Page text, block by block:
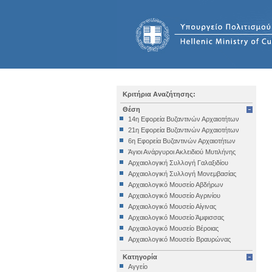
Κριτήρια Αναζήτησης:
Θέση
14η Εφορεία Βυζαντινών Αρχαιοτήτων
21η Εφορεία Βυζαντινών Αρχαιοτήτων
6η Εφορεία Βυζαντινών Αρχαιοτήτων
Άγιοι Ανάργυροι Ακλειδιού Μυτιλήνης
Αρχαιολογική Συλλογή Γαλαξιδίου
Αρχαιολογική Συλλογή Μονεμβασίας
Αρχαιολογικό Μουσείο Αβδήρων
Αρχαιολογικό Μουσείο Αγρινίου
Αρχαιολογικό Μουσείο Αίγινας
Αρχαιολογικό Μουσείο Άμφισσας
Αρχαιολογικό Μουσείο Βέροιας
Αρχαιολογικό Μουσείο Βραυρώνας
Αρχαιολογικό Μουσείο Δελφών
Αρχαιολογικό Μουσείο Ηγουμενίτσας
Κατηγορία
Αγγείο